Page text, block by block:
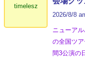
timelesz
2026/8/8
ニューア
の全国ツア
間3公演の